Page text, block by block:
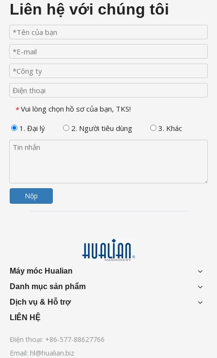
Liên hệ với chúng tôi
* Vui lòng chọn hồ sơ của bạn, TKS!
1. Đại lý
2. Người tiêu dùng 3. Khác
Nộp
Máy móc Hualian
Danh mục sản phẩm
Dịch vụ & Hỗ trợ
LIÊN HỆ
Điện thoại: +86-577-88627766
Email: hl@hualian.biz